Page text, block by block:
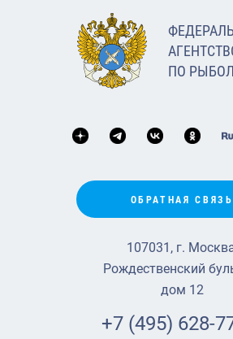
ПО
ОБРАТНАЯ СВЯЗЬ
107031, г.
Рождественский
дом 12
+7 (495) 628-